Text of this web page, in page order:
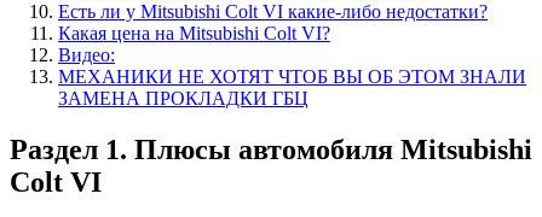
Есть ли у Mitsubishi Colt VI какие-либо недостатки?
Какая цена на Mitsubishi Colt VI?
Видео:
МЕХАНИКИ НЕ ХОТЯТ ЧТОБ ВЫ ОБ ЭТОМ ЗНАЛИ
ЗАМЕНА ПРОКЛАДКИ ГБЦ
Раздел 1. Плюсы автомобиля Mitsubishi
Colt VI